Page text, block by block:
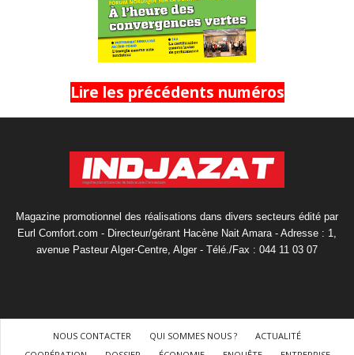
Lire les précédents numéros
Magazine promotionnel des réalisations dans divers secteurs édité par
Eurl Comfort.com - Directeur/gérant Hacène Nait Amara - Adresse : 1,
avenue Pasteur Alger-Centre, Alger - Télé./Fax : 044 11 03 07
NOUS CONTACTER QUI SOMMES NOUS ?
ACTUALITÉ